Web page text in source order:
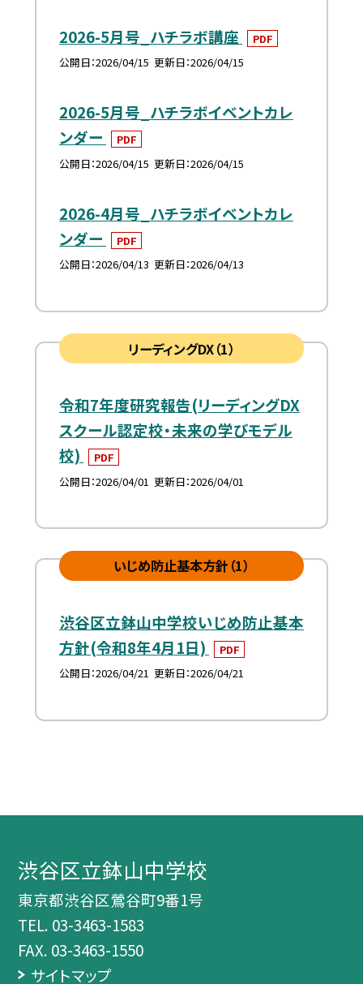
2026-5月号_ハチラボ講座
PDF
公開日 2026/04/15 更新日 2026/04/15
2026-5月号_ハチラボイベントカレ
ンダー
PDF
公開日 2026/04/15 更新日 2026/04/15
2026-4月号_ハチラボイベントカレ
ンダー
PDF
公開日 2026/04/13 更新日 2026/04/13
リーディングDX（1）
令和7年度研究報告(リーディングDX
スクール認定校・未来の学びモデル
校)
PDF
公開日 2026/04/01 更新日 2026/04/01
いじめ防止基本方針（1）
渋谷区立鉢山中学校いじめ防止基本
方針(令和8年4月1日)
PDF
公開日 2026/04/21 更新日 2026/04/21
渋谷区立鉢山中学校
東京都渋谷区鶯谷町9番1号
TEL. 03-3463-1583
FAX. 03-3463-1550
サイトマップ